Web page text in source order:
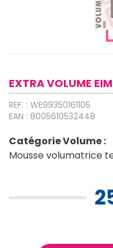
EXTRA VOLUME
REF. : WE99350161105
EAN : 8005610532448
Catégorie Volume :
Mousse volumatrice